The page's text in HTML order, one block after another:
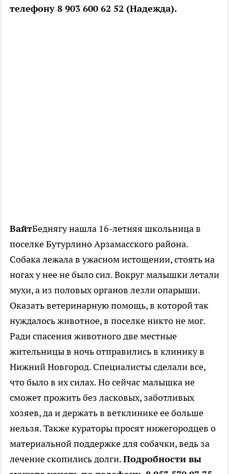
телефону 8 903 600 62 52 (Надежда).
ВайтБеднягу нашла 16-летняя школьница в
поселке Бутурлино Арзамасского района.
Собака лежала в ужасном истощении, стоять на
ногах у нее не было сил. Вокруг малышки летали
мухи, а из половых органов лезли опарыши.
Оказать ветеринарную помощь, в которой так
нуждалось животное, в поселке никто не мог.
Ради спасения животного две местные
жительницы в ночь отправились в клинику в
Нижний Новгород. Специалисты сделали все,
что было в их силах. Но сейчас малышка не
сможет прожить без ласковых, заботливых
хозяев, да и держать в ветклинике ее больше
нельзя. Также кураторы просят нижегородцев о
материальной поддержке для собачки, ведь за
лечение скопились долги.Подробности вы